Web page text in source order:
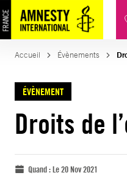
Accueil Évènements
ÉVÈNEMENT
Droits de
Quand :Le 20 Nov 2021